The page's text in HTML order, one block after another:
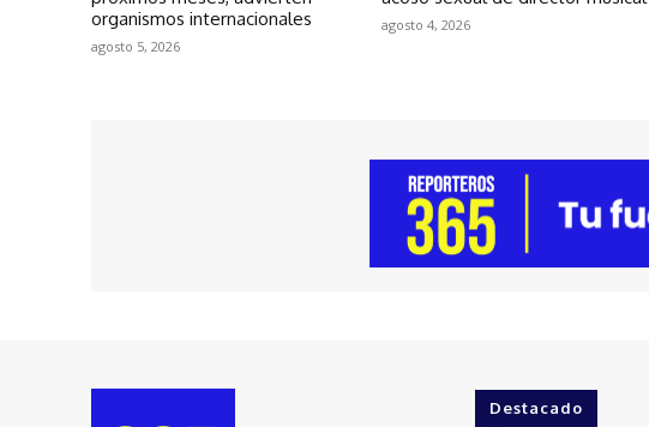
organismos internacionales
agosto 5, 2026
agosto 4, 2026
Destacado